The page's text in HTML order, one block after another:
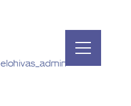
elohivas_admin